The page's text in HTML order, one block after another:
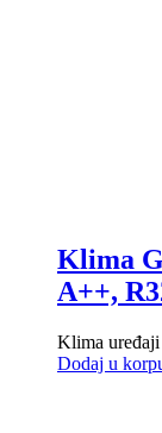
Klima
A++,
Klima uređaji
Dodaj u